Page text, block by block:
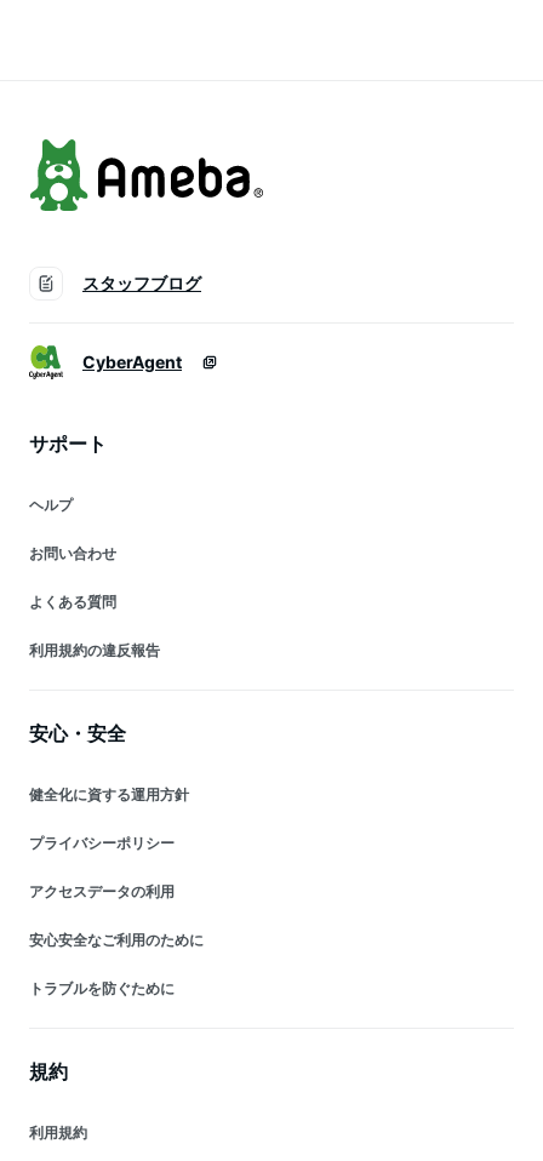
スタッフブログ
CyberAgent
サポート
ヘルプ
お問い合わせ
よくある質問
利用規約の違反報告
安心・安全
健全化に資する運用方針
プライバシーポリシー
アクセスデータの利用
安心安全なご利用のために
トラブルを防ぐために
規約
利用規約